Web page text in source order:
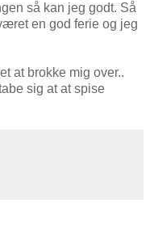
så kan jeg godt. Så
en god ferie og jeg
at brokke mig over..
sig at at spise